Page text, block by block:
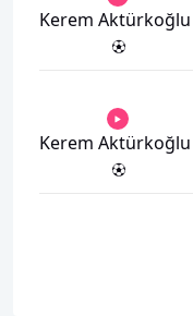
Kerem Aktürkoğlu
Kerem Aktürkoğlu